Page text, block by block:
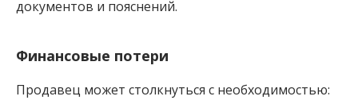
документов и пояснений.
Финансовые потери
Продавец может столкнуться с необходимостью: